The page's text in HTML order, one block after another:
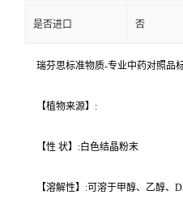
是否进口 否
瑞芬思标准物质-专业中药对照品
【植物来源】:
【性 状】:白色结晶粉末
【溶解性】:可溶于甲醇、乙醇、